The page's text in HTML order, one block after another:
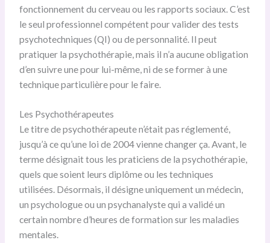
fonctionnement du cerveau ou les rapports sociaux. C’est
le seul professionnel compétent pour valider des tests
psychotechniques (QI) ou de personnalité. Il peut
pratiquer la psychothérapie, mais il n’a aucune obligation
d’en suivre une pour lui-même, ni de se former à une
technique particulière pour le faire.
Les Psychothérapeutes
Le titre de psychothérapeute n’était pas réglementé,
jusqu’à ce qu’une loi de 2004 vienne changer ça. Avant, le
terme désignait tous les praticiens de la psychothérapie,
quels que soient leurs diplôme ou les techniques
utilisées. Désormais, il désigne uniquement un médecin,
un psychologue ou un psychanalyste qui a validé un
certain nombre d’heures de formation sur les maladies
mentales.